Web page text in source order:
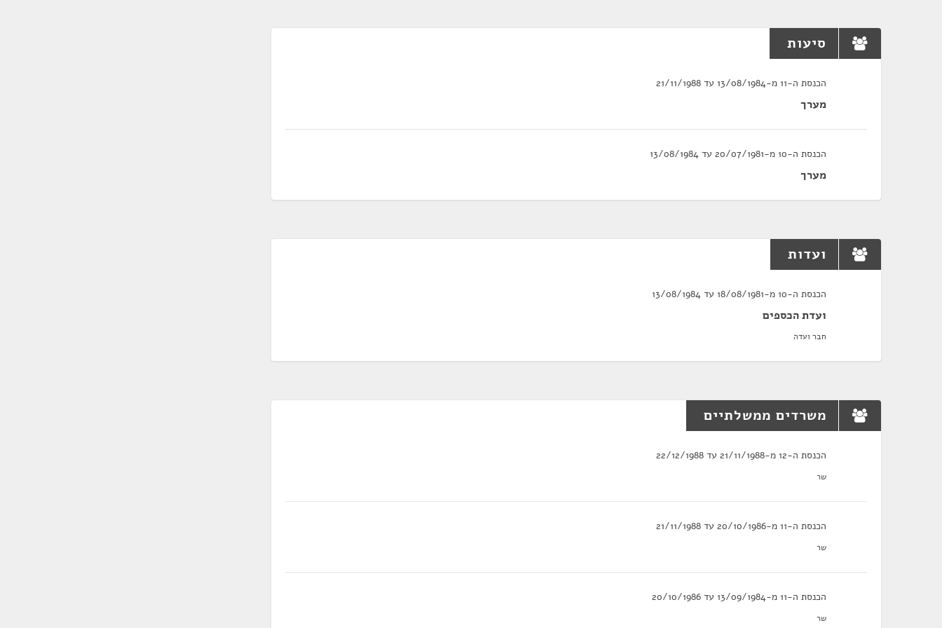
סיעות
הכנסת ה-11 מ-13/08/1984 עד 21/11/1988
מערך
הכנסת ה-10 מ-20/07/1981 עד 13/08/1984
מערך
ועדות
הכנסת ה-10 מ-18/08/1981 עד 13/08/1984
ועדת הכספים
חבר ועדה
משרדים ממשלתיים
הכנסת ה-12 מ-21/11/1988 עד 22/12/1988
שר
הכנסת ה-11 מ-20/10/1986 עד 21/11/1988
שר
הכנסת ה-11 מ-13/09/1984 עד 20/10/1986
שר